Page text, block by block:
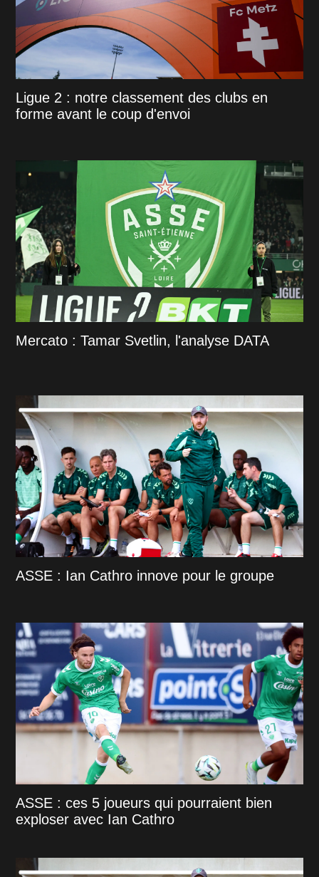
Ligue 2 : notre classement des clubs en
forme avant le coup d'envoi
Mercato : Tamar Svetlin, l'analyse DATA
ASSE : Ian Cathro innove pour le groupe
ASSE : ces 5 joueurs qui pourraient bien
exploser avec Ian Cathro